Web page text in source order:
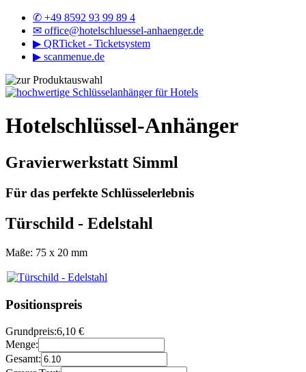
✆ +49 8592 93 99 89 4
✉ office@hotelschluessel-anhaenger.de
▶ QRTicket - Ticketsystem
▶ scanmenue.de
Hotelschlüssel-Anhänger
Gravierwerkstatt Simml
Für das perfekte Schlüsselerlebnis
Türschild - Edelstahl
Maße: 75 x 20 mm
Positionspreis
Grundpreis:6,10 €
Menge:
Gesamt: